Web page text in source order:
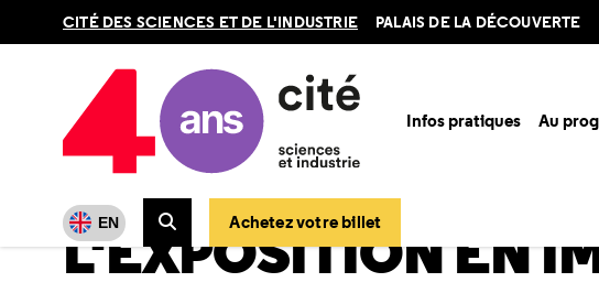
CITÉ DES SCIENCES ET DE L'INDUSTRIE PALAIS DE LA DÉCOUVERTE
Infos pratiques Au
EN Achetez votre billet
Accueil Ressources Expositions passées
L'HOMME ET LES GÈNES
L'EXPOSITION EN